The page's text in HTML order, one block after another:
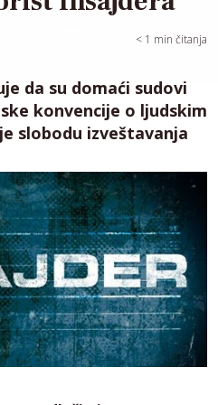
< 1 min čitanja
da su domaći sudovi
konvencije o ljudskim
slobodu izveštavanja